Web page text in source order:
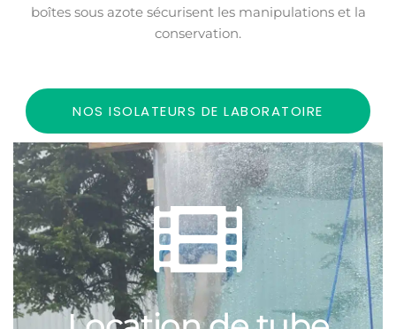
boîtes sous azote sécurisent les manipulations et la
conservation.
NOS ISOLATEURS DE LABORATOIRE